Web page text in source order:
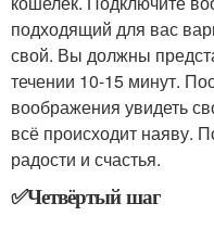
подходящий для вас
свой. Вы должны
течении 10-15 минут.
воображения увидеть
всё происходит наяву.
радости и счастья.
✅Четвёртый шаг